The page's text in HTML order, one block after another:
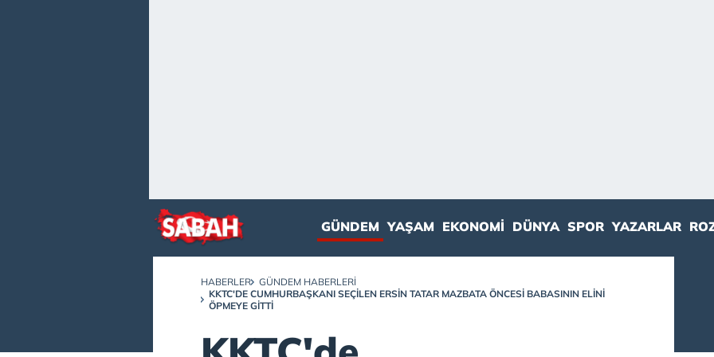
GÜNDEM YAŞAM EKONOMI DÜNYA SPOR YAZARLAR
HABERLER
GÜNDEM HABERLERI
KKTC'DE CUMHURBAŞKANI SEÇILEN ERSIN TATAR MAZBATA ÖNCESI BABASININ ELINI
ÖPMEYE GITTI